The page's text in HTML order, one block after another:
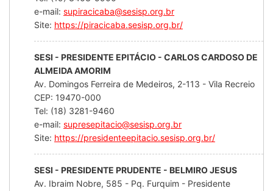
e-mail: supiracicaba@sesisp.org.br
Site: https://piracicaba.sesisp.org.br/
SESI - PRESIDENTE EPITÁCIO - CARLOS CARDOSO DE
ALMEIDA AMORIM
Av. Domingos Ferreira de Medeiros, 2-113 - Vila Recreio
CEP: 19470-000
Tel: (18) 3281-9460
e-mail: supresepitacio@sesisp.org.br
Site: https://presidenteepitacio.sesisp.org.br/
SESI - PRESIDENTE PRUDENTE - BELMIRO JESUS
Av. Ibraim Nobre, 585 - Pq. Furquim - Presidente